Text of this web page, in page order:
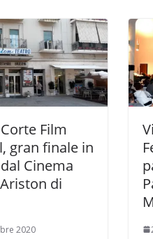
Film
gran finale in
Cinema
di
2020